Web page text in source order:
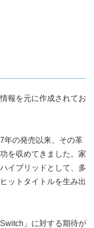
報を元に作成されてお
年の発売以来、その革
を収めてきました。家
イブリッドとして、多
ットタイトルを生み出
」に対する期待が